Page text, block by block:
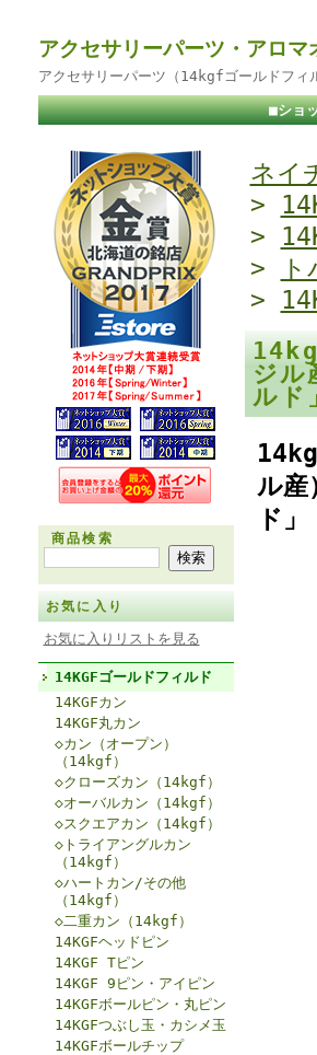
アクセサリーパーツ・アロ
アクセサリーパーツ（14kgfゴールドフィ
■ショ
商品検索
お気に入り
お気に入りリストを見る
14KGFゴールドフィルド
14KGFカン
14KGF丸カン
◇カン（オープン）
（14kgf）
◇クローズカン（14kgf）
◇オーバルカン（14kgf）
◇スクエアカン（14kgf）
◇トライアングルカン
（14kgf）
◇ハートカン/その他
（14kgf）
◇二重カン（14kgf）
14KGFヘッドピン
14KGF Tピン
14KGF 9ピン・アイピン
14KGFボールピン・丸ピン
14KGFつぶし玉・カシメ玉
14KGFボールチップ
ネイ
>
>
>
>
ジル
ル
ル産
ド